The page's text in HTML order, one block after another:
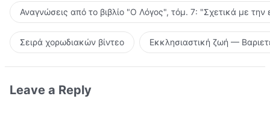
Αναγνώσεις από το βιβλίο "Ο Λόγος", τόμ. 7: "Σχετικά με την
Σειρά χορωδιακών βίντεο Εκκλησιαστική ζωή —
Leave a Reply